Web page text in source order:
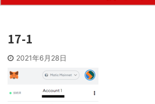
17-1
2021年6月28日